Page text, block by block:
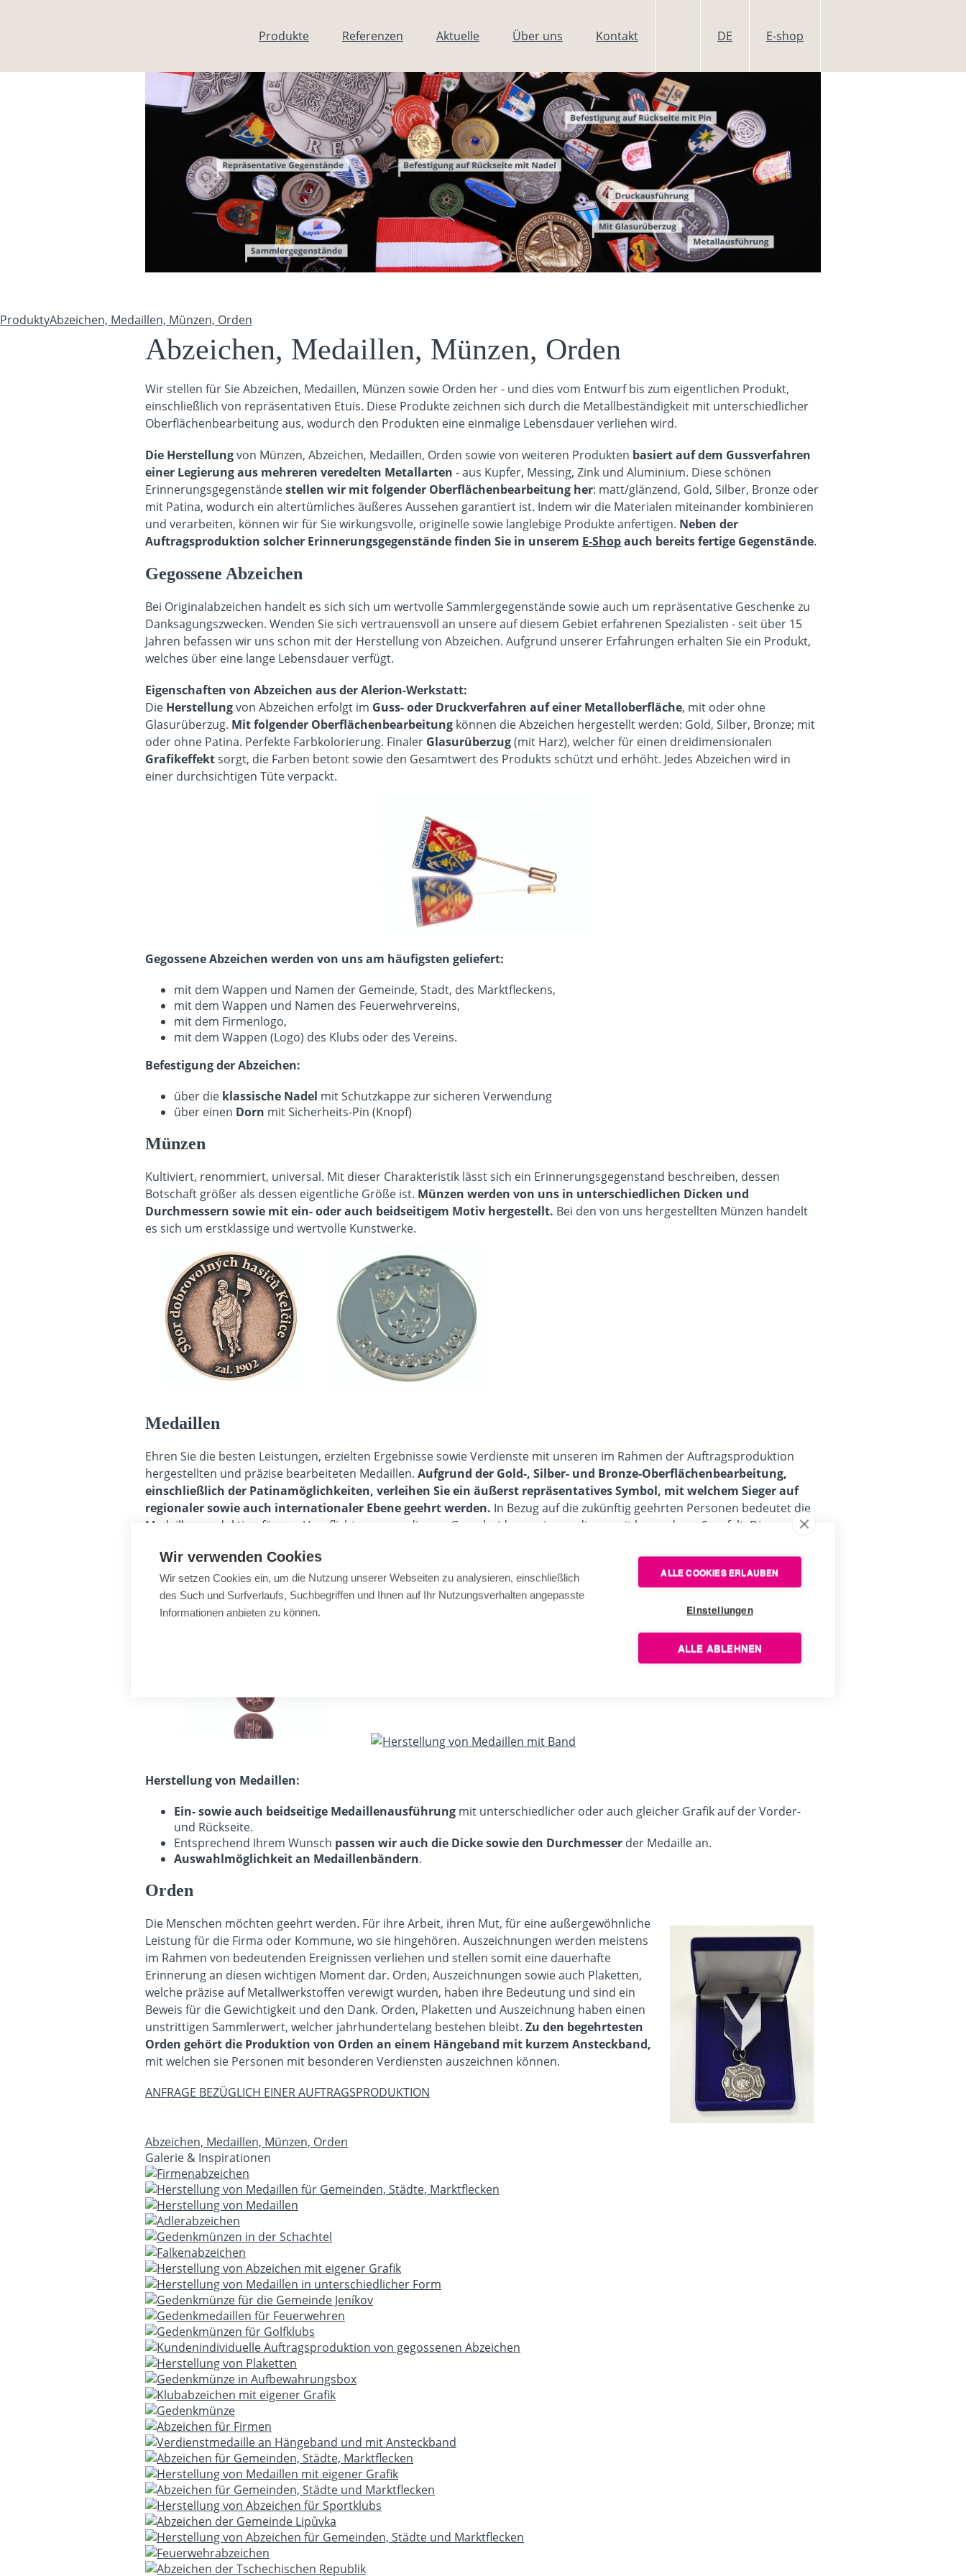
Produkte
Referenzen Aktuelle Über uns Kontakt DE E-shop
ProduktyAbzeichen, Medaillen, Münzen, Orden
Abzeichen, Medaillen, Münzen, Orden
Wir stellen für Sie Abzeichen, Medaillen, Münzen sowie Orden her - und dies vom Entwurf bis zum eigentlichen Produkt,
einschließlich von repräsentativen Etuis. Diese Produkte zeichnen sich durch die Metallbeständigkeit mit unterschiedlicher
Oberflächenbearbeitung aus, wodurch den Produkten eine einmalige Lebensdauer verliehen wird.
Die Herstellungvon Münzen, Abzeichen, Medaillen, Orden sowie von weiteren Produkten basiert auf dem Gussverfahren
einer Legierung aus mehreren veredelten Metallarten - aus Kupfer, Messing, Zink und Aluminium. Diese schönen
Erinnerungsgegenständestellen wir mit folgender Oberflächenbearbeitung her: matt/glänzend, Gold, Silber, Bronze oder
mit Patina, wodurch ein altertümliches äußeres Aussehen garantiert ist. Indem wir die Materialen miteinander kombinieren
und verarbeiten, können wir für Sie wirkungsvolle, originelle sowie langlebige Produkte anfertigen. Neben der
Auftragsproduktion solcher Erinnerungsgegenstände finden Sie in unserem E-Shopauch bereits fertige Gegenstände.
Gegossene Abzeichen
Bei Originalabzeichen handelt es sich sich um wertvolle Sammlergegenstände sowie auch um repräsentative Geschenke zu
Danksagungszwecken. Wenden Sie sich vertrauensvoll an unsere auf diesem Gebiet erfahrenen Spezialisten - seit über 15
Jahren befassen wir uns schon mit der Herstellung von Abzeichen. Aufgrund unserer Erfahrungen erhalten Sie ein Produkt,
welches über eine lange Lebensdauer verfügt.
Eigenschaften von Abzeichen aus der Alerion-Werkstatt:
Die Herstellungvon Abzeichen erfolgt im Guss- oder Druckverfahren auf einer Metalloberfläche, mit oder ohne
Glasurüberzug. Mit folgender Oberflächenbearbeitung können die Abzeichen hergestellt werden: Gold, Silber, Bronze; mit
oder ohne Patina. Perfekte Farbkolorierung. Finaler Glasurüberzug(mit Harz), welcher für einen dreidimensionalen
Grafikeffektsorgt, die Farben betont sowie den Gesamtwert des Produkts schützt und erhöht. Jedes Abzeichen wird in
einer durchsichtigen Tüte verpackt.
Gegossene Abzeichen werden von uns am häufigsten geliefert:
mit dem Wappen und Namen der Gemeinde, Stadt, des Marktfleckens,
mit dem Wappen und Namen des Feuerwehrvereins,
mit dem Firmenlogo,
mit dem Wappen (Logo) des Klubs oder des Vereins.
Befestigung der Abzeichen:
über die klassische Nadel mit Schutzkappe zur sicheren Verwendung
über einen Dorn mit Sicherheits-Pin (Knopf)
Münzen
Kultiviert, renommiert, universal. Mit dieser Charakteristik lässt sich ein Erinnerungsgegenstand beschreiben, dessen
Botschaft größer als dessen eigentliche Größe ist. Münzen werden von uns in unterschiedlichen Dicken und
Durchmessern sowie mit ein- oder auch beidseitigem Motiv hergestellt. Bei den von uns hergestellten Münzen handelt
es sich um erstklassige und wertvolle Kunstwerke.
Medaillen
Ehren Sie die besten Leistungen, erzielten Ergebnisse sowie Verdienste mit unseren im Rahmen der Auftragsproduktion
hergestellten und präzise bearbeiteten Medaillen. Aufgrund der Gold-, Silber- und Bronze-Oberflächenbearbeitung,
einschließlich der Patinamöglichkeiten, verleihen Sie ein äußerst repräsentatives Symbol, mit welchem Sieger auf
regionaler sowie auch internationaler Ebene geehrt werden. In Bezug auf die zukünftig geehrten Personen bedeutet die
Medaillenproduktion für uns Verpflichtung - aus diesem Grund widmen wir uns dieser mit besonderer Sorgfalt. Die
von uns auch eine Aufbewahrungsbox
durchgezogenem Trikolorenband oder
mit anderen dekorativen Bändernangefertigt werden. Auf diese Weise werden die Sieger mit dem entsprechend festlichen
Hintergrund geehrt.
Herstellung von Medaillen:
Ein- sowie auch beidseitige Medaillenausführung mit unterschiedlicher oder auch gleicher Grafik auf der Vorder-
und Rückseite.
Entsprechend Ihrem Wunsch passen wir auch die Dicke sowie den Durchmesser der Medaille an.
Auswahlmöglichkeit an Medaillenbändern.
Orden
Die Menschen möchten geehrt werden. Für ihre Arbeit, ihren Mut, für eine außergewöhnliche
Leistung für die Firma oder Kommune, wo sie hingehören. Auszeichnungen werden meistens
im Rahmen von bedeutenden Ereignissen verliehen und stellen somit eine dauerhafte
Erinnerung an diesen wichtigen Moment dar. Orden, Auszeichnungen sowie auch Plaketten,
welche präzise auf Metallwerkstoffen verewigt wurden, haben ihre Bedeutung und sind ein
Beweis für die Gewichtigkeit und den Dank. Orden, Plaketten und Auszeichnung haben einen
unstrittigen Sammlerwert, welcher jahrhundertelang bestehen bleibt. Zu den begehrtesten
Orden gehört die Produktion von Orden an einem Hängeband mit kurzem Ansteckband,
mit welchen sie Personen mit besonderen Verdiensten auszeichnen können.
ANFRAGE BEZÜGLICH EINER AUFTRAGSPRODUKTION
Abzeichen, Medaillen, Münzen, Orden
Galerie & Inspirationen
Wir verwenden Cookies
Wir setzen Cookies ein, um die Nutzung unserer Webseiten zu analysieren, einschließlich
des Such und Surfverlaufs, Suchbegriffen und Ihnen auf Ihr Nutzungsverhalten angepasste
Informationen anbieten zu können.
ALLE COOKIES ERLAUBEN
Einstellungen
ALLE ABLEHNEN